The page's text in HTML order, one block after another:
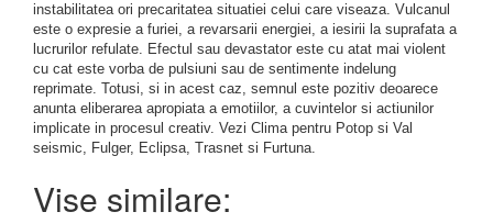
instabilitatea ori precaritatea situatiei celui care viseaza. Vulcanul
este o expresie a furiei, a revarsarii energiei, a iesirii la suprafata a
lucrurilor refulate. Efectul sau devastator este cu atat mai violent
cu cat este vorba de pulsiuni sau de sentimente indelung
reprimate. Totusi, si in acest caz, semnul este pozitiv deoarece
anunta eliberarea apropiata a emotiilor, a cuvintelor si actiunilor
implicate in procesul creativ. Vezi Clima pentru Potop si Val
seismic, Fulger, Eclipsa, Trasnet si Furtuna.
Vise similare: